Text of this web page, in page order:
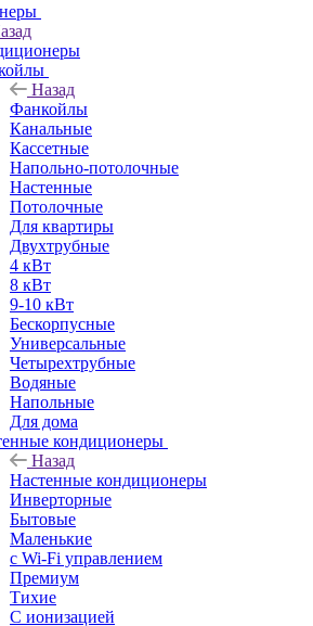
Назад
Фанкойлы
Канальные
Кассетные
Напольно-потолочные
Настенные
Потолочные
Для квартиры
Двухтрубные
4 кВт
8 кВт
9-10 кВт
Бескорпусные
Универсальные
Четырехтрубные
Водяные
Напольные
Для дома
кондиционеры
Назад
Настенные кондиционеры
Инверторные
Бытовые
Маленькие
с Wi-Fi управлением
Премиум
Тихие
С ионизацией